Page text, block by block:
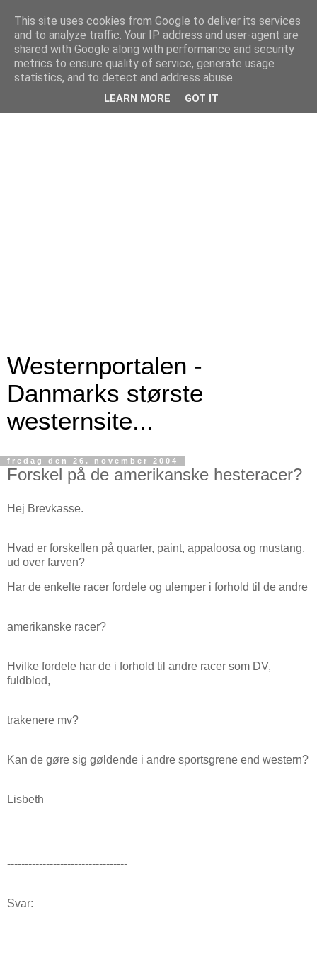
Westernportalen -
Danmarks største
westernsite...
fredag den 26. november 2004
Forskel på de amerikanske hesteracer?
Hej Brevkasse.
Hvad er forskellen på quarter, paint, appaloosa og mustang,
ud over farven?
Har de enkelte racer fordele og ulemper i forhold til de andre
amerikanske racer?
Hvilke fordele har de i forhold til andre racer som DV,
fuldblod,
trakenere mv?
Kan de gøre sig gøldende i andre sportsgrene end western?
Lisbeth
----------------------------------
Svar:
This site uses cookies from Google to deliver its services
and to analyze traffic. Your IP address and user-agent are
shared with Google along with performance and security
metrics to ensure quality of service, generate usage
statistics, and to detect and address abuse.
LEARN MORE GOT IT